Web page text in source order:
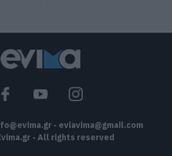
- eviavima@gmail.com
- All rights reserved